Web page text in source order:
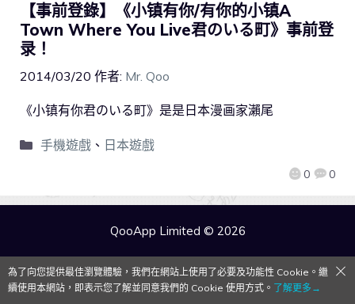
【事前登錄】《小镇有你/有你的小镇A
Town Where You Live君のいる町》事前登
录！
2014/03/20 作者: Mr. Qoo
0 0
《小镇有你君のいる町》是是日本漫画家瀨尾
手機遊戲、 日本遊戲
QooApp Limited © 2026
為了向您提供最佳瀏覽體驗，我們在網站上使用了必要及功能性 Cookie。繼
續使用本網站，即表示您了解並同意我們的 Cookie 使用方式。 了解更多→